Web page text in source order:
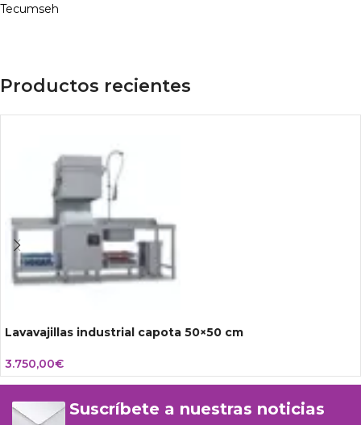
Tecumseh
Productos recientes
Lavavajillas industrial capota 50×50 cm
3.750,00€
Suscríbete a nuestras noticias